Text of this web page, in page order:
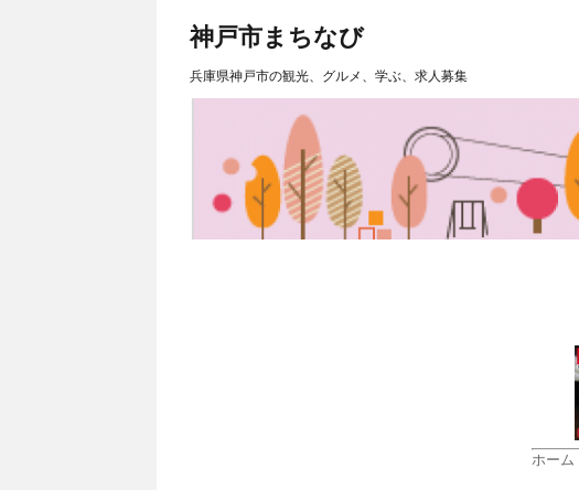
神戸市まちなび
兵庫県神戸市の観光、グルメ、学ぶ、求人募集
ホーム